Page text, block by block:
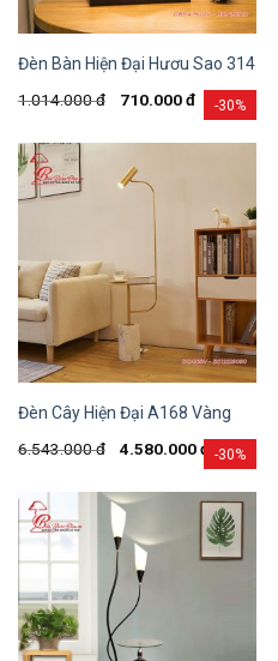
-30%
Đèn Bàn Hiện Đại Hươu Sao 314
1.014.000đ 710.000đ
-30%
Đèn Cây Hiện Đại A168 Vàng
6.543.000đ 4.580.000đ